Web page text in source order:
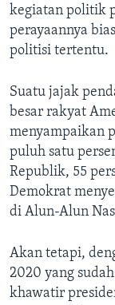
kegiatan politik
perayaannya
politisi tertentu.
Suatu jajak
besar rakyat
menyampaikan
puluh satu
Republik, 55
Demokrat
di Alun-Alun
Akan tetapi,
2020 yang
khawatir